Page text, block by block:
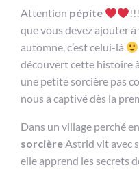
Attention pépite
que vous devez ajouter
automne, c’est celui-là
découvert cette histoire
une petite sorcière pas
nous a captivé dès la
Dans un village perché
sorcièreAstrid vit avec
elle apprend les secrets